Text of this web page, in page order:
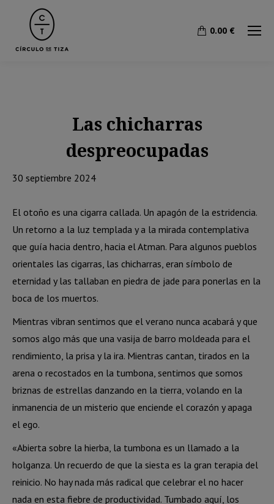
0.00 €
Las chicharras
despreocupadas
30 septiembre 2024
El otoño es una cigarra callada. Un apagón de la estridencia.
Un retorno a la luz templada y a la mirada contemplativa
que guía hacia dentro, hacia el Atman. Para algunos pueblos
orientales las cigarras, las chicharras, eran símbolo de
eternidad y las tallaban en piedra de jade para ponerlas en la
boca de los muertos.
Mientras vibran sentimos que el verano nunca acabará y que
somos algo más que una vasija de barro moldeada para el
rendimiento, la prisa y la ira. Mientras cantan, tirados en la
arena o recostados en la tumbona, sentimos que somos
briznas de estrellas danzando en la tierra, volando en la
inmanencia de un misterio que enciende el corazón y apaga
el ego.
«Abierta sobre la hierba, la tumbona es un llamado a la
holganza. Un recuerdo de que la siesta es la gran terapia del
reinicio. No hay nada más radical que celebrar el no hacer
nada en esta fiebre de productividad. Tumbado aquí, los